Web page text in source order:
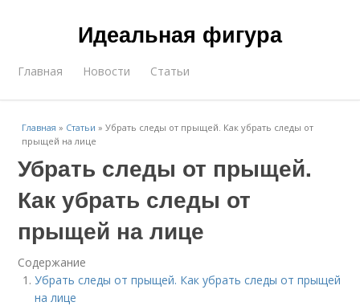
Идеальная фигура
Главная Новости Статьи
Главная » Статьи »Убрать следы от прыщей. Как убрать следы от
прыщей на лице
Убрать следы от прыщей.
Как убрать следы от
прыщей на лице
Содержание
Убрать следы от прыщей. Как убрать следы от прыщей
на лице